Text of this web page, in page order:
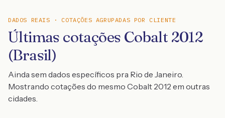
DADOS REAIS · COTAÇÕES AGRUPADAS POR CLIENTE
Últimas cotações Cobalt 2012
(Brasil)
Ainda sem dados específicos pra Rio de Janeiro.
Mostrando cotações do mesmo Cobalt 2012 em outras
cidades.